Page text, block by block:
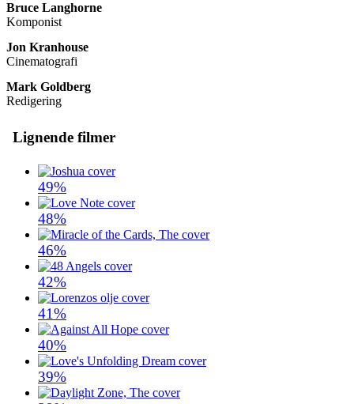
Bruce Langhorne
Komponist
Jon Kranhouse
Cinematografi
Mark Goldberg
Redigering
Lignende filmer
49%
48%
46%
42%
41%
40%
39%